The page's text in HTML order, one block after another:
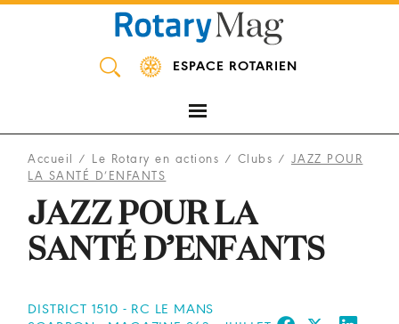
ESPACE ROTARIEN
Accueil / Le Rotary en actions / Clubs / JAZZ POUR
LA SANTÉ D’ENFANTS
JAZZ POUR LA
SANTÉ D’ENFANTS
DISTRICT 1510 - RC LE MANS
Panneau de gestion des cookies